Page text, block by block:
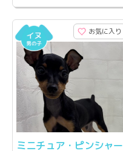
お気に入り
ミニチュア・ピンシャー